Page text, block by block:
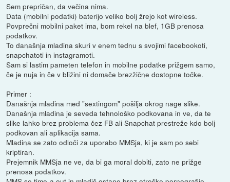
Sem prepričan, da večina nima.
Data (mobilni podatki) baterijo veliko bolj žrejo kot wireless.
Povprečni mobilni paket ima, bom rekel na blef, 1GB prenosa
podatkov.
To današnja mladina skuri v enem tednu s svojimi facebookoti,
snapchatoti in instagramoti.
Sam si lastim pameten telefon in mobilne podatke prižgem samo,
če je nuja in če v bližini ni domače brezžične dostopne točke.
Primer :
Današnja mladina med "sextingom" pošilja okrog nage slike.
Današnja mladina je seveda tehnološko podkovana in ve, da te
slike lahko brez problema čez FB ali Snapchat prestreže kdo bolj
podkovan ali aplikacija sama.
Mladina se zato odloči za uporabo MMSja, ki je sam po sebi
kriptiran.
Prejemnik MMSja ne ve, da bi ga moral dobiti, zato ne prižge
prenosa podatkov.